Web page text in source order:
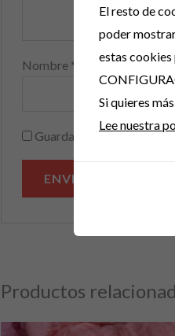
Nombre *
Guarda mi nombre,
n
Productos
El resto de
poder
estas cookies
Si quieres
Lee nuestra